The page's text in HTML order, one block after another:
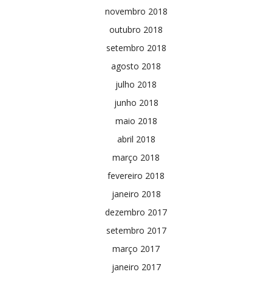
novembro 2018
outubro 2018
setembro 2018
agosto 2018
julho 2018
junho 2018
maio 2018
abril 2018
março 2018
fevereiro 2018
janeiro 2018
dezembro 2017
setembro 2017
março 2017
janeiro 2017